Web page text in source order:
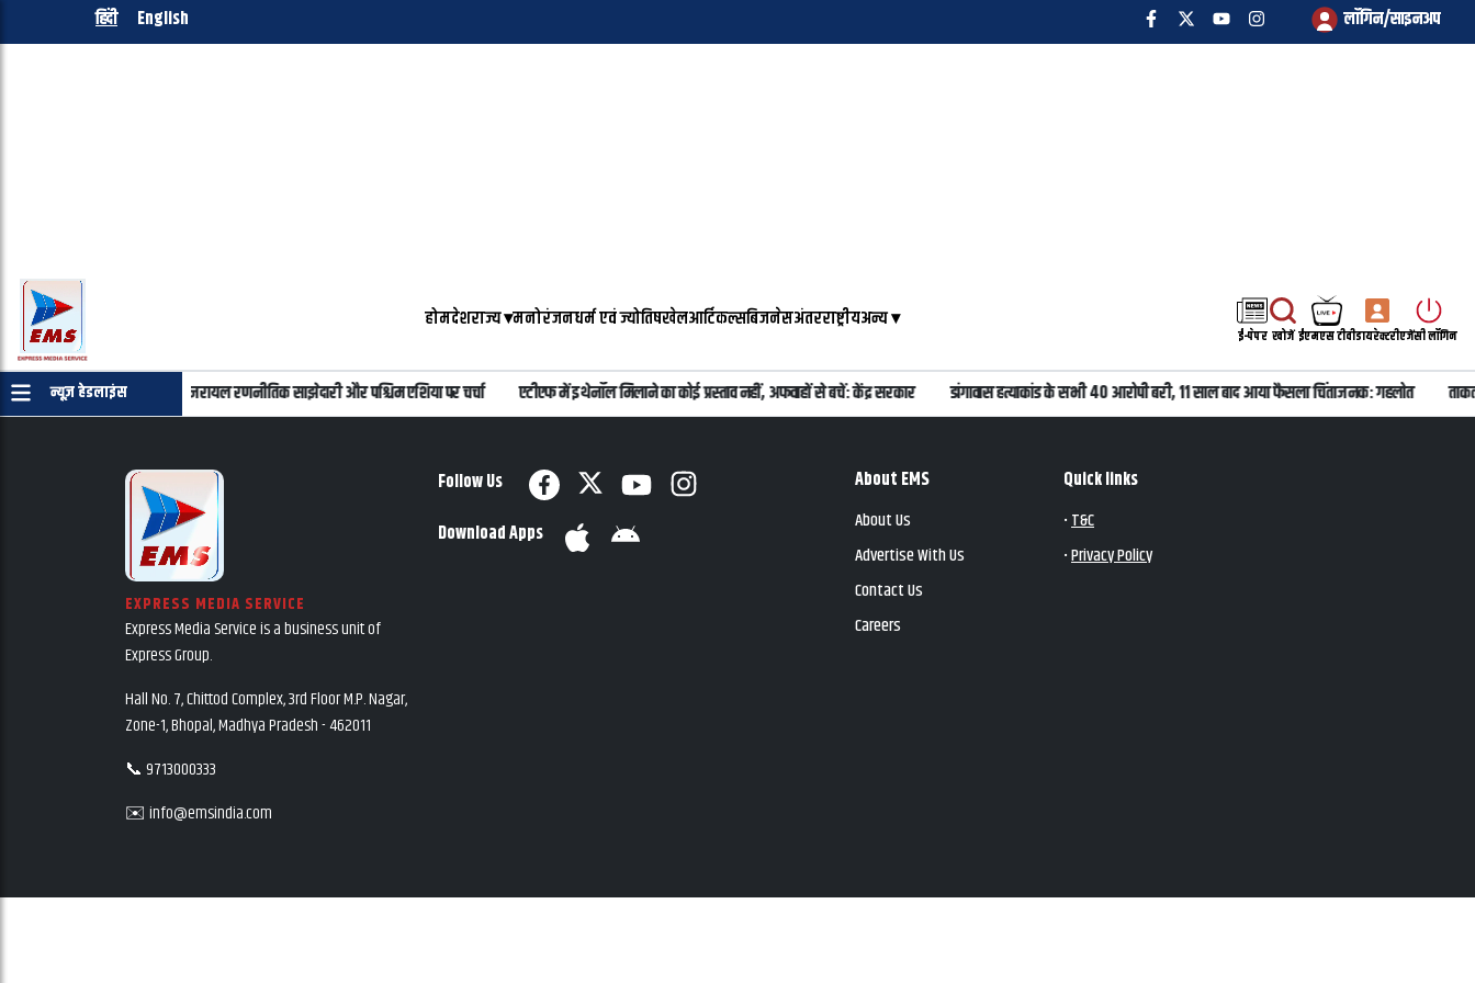
हिंदी English लॉगिन/साइनअप
होमदेशराज्य▾मनोरंजनधर्म एवं ज्योतिषखेलआर्टिकल्सबिजनेसअंतरराष्ट्रीयअन्य▾
ई-पेपर खोजें ईएमएस टीवीडायरेक्टरीएजेंसी लॉगिन
न्यूज़ हेडलाइंस
की फोन पर बातचीत, भारत-इजरायल रणनीतिक साझेदारी और पश्चिम एशिया पर चर्चा एटीएफ में इथेनॉल मिलाने का कोई प्रस्ताव नहीं, अफवाहों से बचें: केंद्र सरकार डांगावास हत्याकांड के सभी 40 आरोपी बरी, 11 साल बाद आया फैसला चिंताजनक: गहलोत
EXPRESS MEDIA SERVICE
Express Media Service is a business unit of
Express Group.
Hall No. 7, Chittod Complex, 3rd Floor M.P. Nagar,
Zone-1, Bhopal, Madhya Pradesh - 462011
📞 9713000333
✉️ info@emsindia.com
Follow Us
Download Apps
About EMS
About Us
Advertise With Us
Contact Us
Careers
Quick links
•T&C
•Privacy Policy